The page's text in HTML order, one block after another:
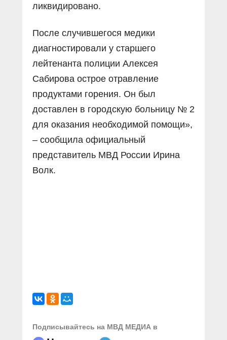
ликвидировано.
После случившегося медики
диагностировали у старшего
лейтенанта полиции Алексея
Сабирова острое отравление
продуктами горения. Он был
доставлен в городскую больницу № 2
для оказания необходимой помощи»,
– сообщила официальный
представитель МВД России Ирина
Волк.
Подписывайтесь на МВД МЕДИА в